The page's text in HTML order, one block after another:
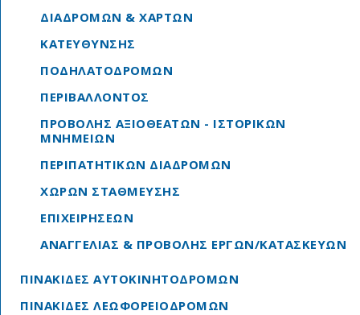
ΔΙΑΔΡΟΜΩΝ & ΧΑΡΤΩΝ
ΚΑΤΕΥΘΥΝΣΗΣ
ΠΟΔΗΛΑΤΟΔΡΟΜΩΝ
ΠΕΡΙΒΑΛΛΟΝΤΟΣ
ΠΡΟΒΟΛΗΣ ΑΞΙΟΘΕΑΤΩΝ - ΙΣΤΟΡΙΚΩΝ
ΜΝΗΜΕΙΩΝ
ΠΕΡΙΠΑΤΗΤΙΚΩΝ ΔΙΑΔΡΟΜΩΝ
ΧΩΡΩΝ ΣΤΑΘΜΕΥΣΗΣ
ΕΠΙΧΕΙΡΗΣΕΩΝ
ΑΝΑΓΓΕΛΙΑΣ & ΠΡΟΒΟΛΗΣ ΕΡΓΩΝ/ΚΑΤΑΣΚΕΥΩΝ
ΠΙΝΑΚΙΔΕΣ ΑΥΤΟΚΙΝΗΤΟΔΡΟΜΩΝ
ΠΙΝΑΚΙΔΕΣ ΛΕΩΦΟΡΕΙΟΔΡΟΜΩΝ